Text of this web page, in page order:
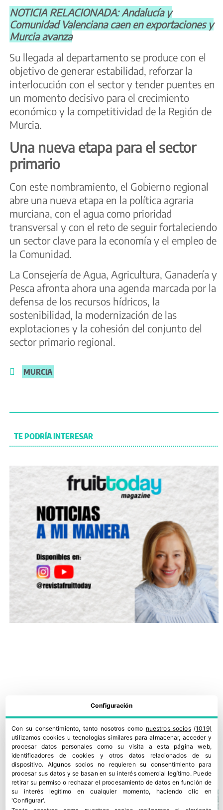
NOTICIA RELACIONADA: Andalucía y
Comunidad Valenciana caen en exportaciones y
Murcia avanza
Su llegada al departamento se produce con el
objetivo de generar estabilidad, reforzar la
interlocución con el sector y tender puentes en
un momento decisivo para el crecimiento
económico y la competitividad de la Región de
Murcia.
Una nueva etapa para el sector
primario
Con este nombramiento, el Gobierno regional
abre una nueva etapa en la política agraria
murciana, con el agua como prioridad
transversal y con el reto de seguir fortaleciendo
un sector clave para la economía y el empleo de
la Comunidad.
La Consejería de Agua, Agricultura, Ganadería y
Pesca afronta ahora una agenda marcada por la
defensa de los recursos hídricos, la
sostenibilidad, la modernización de las
explotaciones y la cohesión del conjunto del
sector primario regional.
MURCIA
TE PODRÍA INTERESAR
Noticias a mi manera: Murcia se consolida como hub de
innovación en melón y sandía
3 julio, 2026
Configuración
Con su consentimiento, tanto nosotros como nuestros socios (1019)
utilizamos cookies u tecnologías similares para almacenar, acceder y
procesar datos personales como su visita a esta página web,
identificadores de cookies y otros datos relacionados de su
dispositivo. Algunos socios no requieren su consentimiento para
procesar sus datos y se basan en su interés comercial legítimo. Puede
retirar su permiso o rechazar el procesamiento de datos en función de
su interés legítimo en cualquier momento, haciendo clic en
'Configurar'.